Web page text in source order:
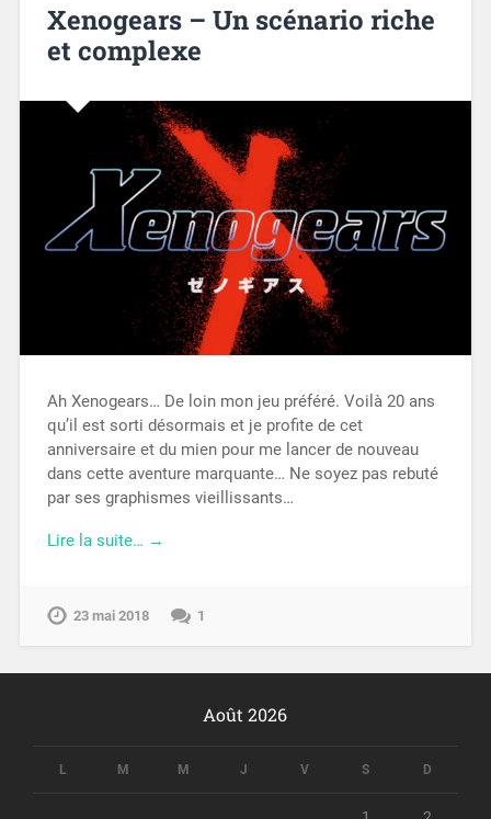
Xenogears – Un scénario riche
et complexe
Ah Xenogears… De loin mon jeu préféré. Voilà 20 ans
qu’il est sorti désormais et je profite de cet
anniversaire et du mien pour me lancer de nouveau
dans cette aventure marquante… Ne soyez pas rebuté
par ses graphismes vieillissants…
Lire la suite… →
23 mai 2018 1
Août 2026
L M M J V S D